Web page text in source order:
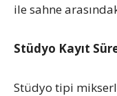
ile sahne
Stüdyo Kayıt
Stüdyo tipi